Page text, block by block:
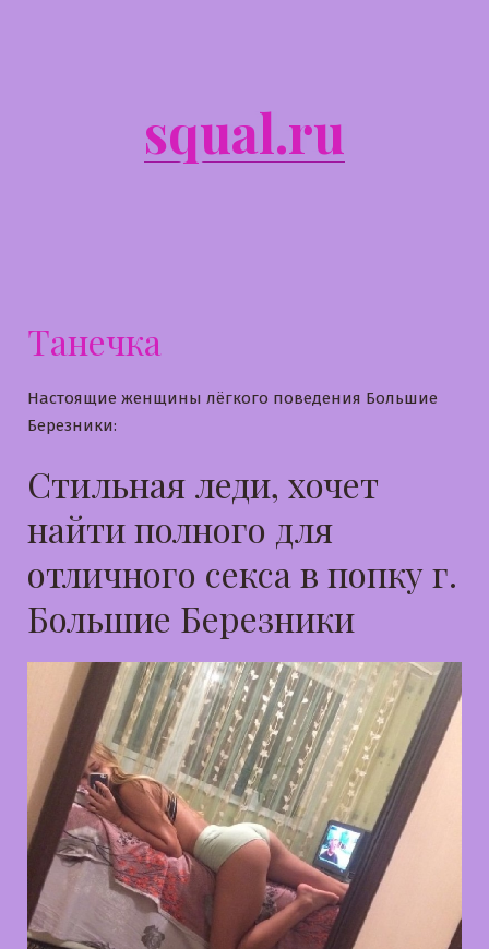
squal.ru
Танечка
Настоящие женщины лёгкого поведения Большие
Березники:
Стильная леди, хочет
найти полного для
отличного секса в попку г.
Большие Березники